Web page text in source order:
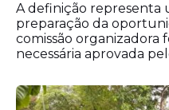
A definição representa
preparação da
comissão organizadora
necessária aprovada